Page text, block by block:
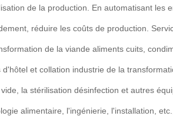
de la production. En automatisant les
réduire les coûts de production.
de la viande aliments cuits,
et collation industrie de la
la stérilisation désinfection et autres
alimentaire, l'ingénierie, l'installation,